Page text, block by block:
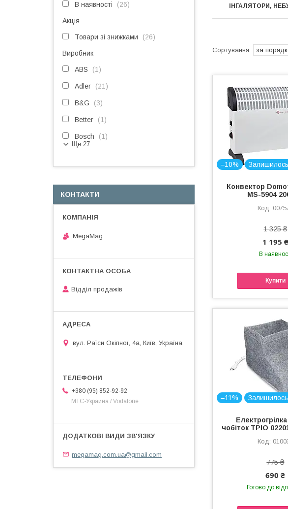
ІНГАЛЯТОРИ,
–10%
Конвектор
MS-5904
1 325 ₴
1 195 ₴
В
Купити
–11% Залишилось
чобіток ТРІО
775 ₴
690 ₴
Готово до
В наявності 26
Акція
Товари зі знижками 26
Виробник
ABS 1
Adler 21
B&G 3
Better 1
Bosch 1
Ще 27
КОНТАКТИ
MegaMag
Відділ продажів
вул. Раїси Окіпної, 4а, Київ, Україна
+380 (95) 852-92-92
МТС-Украина / Vodafone
megamag.com.ua@gmail.com